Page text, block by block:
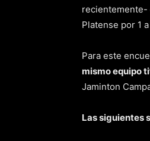
recientemente-
Platense por 1
Para este
mismo equipo
Jaminton
Las siguientes